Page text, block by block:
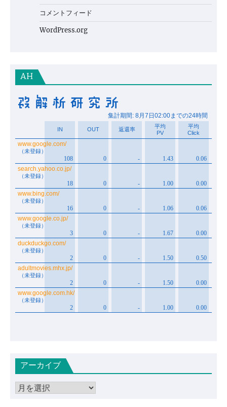
コメントフィード
WordPress.org
AH
アーカイブ
ア